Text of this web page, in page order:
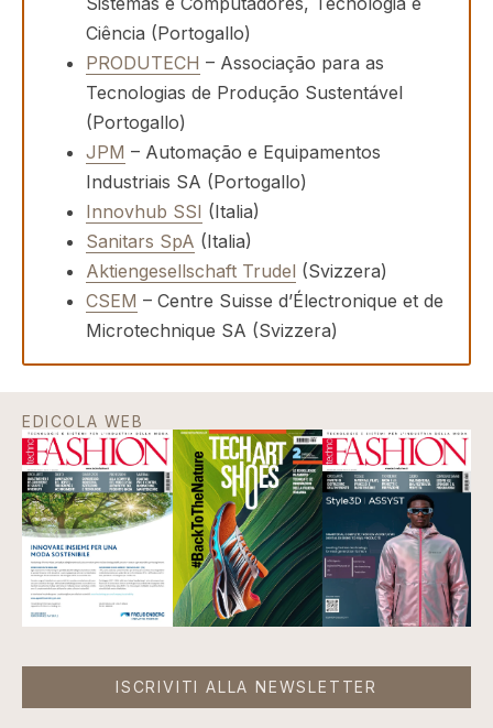
Ciência (Portogallo)
PRODUTECH – Associação para as
Tecnologias de Produção Sustentável
(Portogallo)
JPM – Automação e Equipamentos
Industriais SA (Portogallo)
Innovhub SSI (Italia)
Sanitars SpA (Italia)
Aktiengesellschaft Trudel (Svizzera)
CSEM – Centre Suisse d’Électronique et de
Microtechnique SA (Svizzera)
EDICOLA WEB
ISCRIVITI ALLA NEWSLETTER